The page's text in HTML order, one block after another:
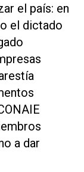
el país: en
el dictado
a dar